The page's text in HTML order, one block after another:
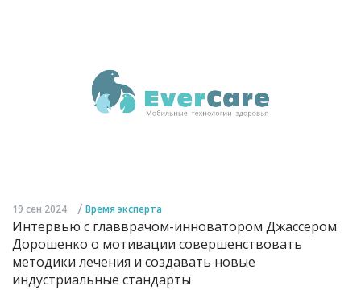
19 сен 2024 / Время эксперта
Интервью с главврачом-инноватором Джассером
Дорошенко о мотивации совершенствовать
методики лечения и создавать новые
индустриальные стандарты